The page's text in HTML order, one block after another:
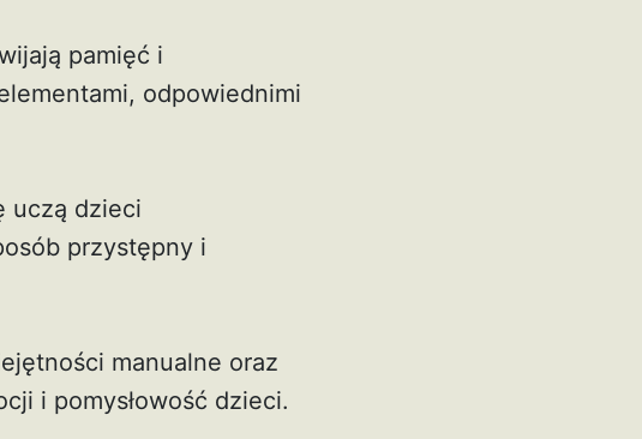
pamięć i
odpowiednimi
uczą dzieci
przystępny i
manualne oraz
i pomysłowość dzieci.